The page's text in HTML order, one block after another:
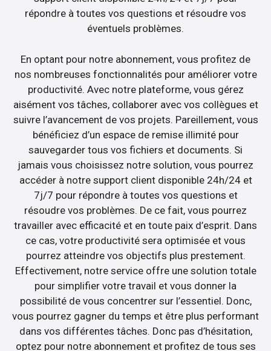
répondre à toutes vos questions et résoudre vos
éventuels problèmes.
En optant pour notre abonnement, vous profitez de
nos nombreuses fonctionnalités pour améliorer votre
productivité. Avec notre plateforme, vous gérez
aisément vos tâches, collaborer avec vos collègues et
suivre l’avancement de vos projets. Pareillement, vous
bénéficiez d’un espace de remise illimité pour
sauvegarder tous vos fichiers et documents. Si
jamais vous choisissez notre solution, vous pourrez
accéder à notre support client disponible 24h/24 et
7j/7 pour répondre à toutes vos questions et
résoudre vos problèmes. De ce fait, vous pourrez
travailler avec efficacité et en toute paix d’esprit. Dans
ce cas, votre productivité sera optimisée et vous
pourrez atteindre vos objectifs plus prestement.
Effectivement, notre service offre une solution totale
pour simplifier votre travail et vous donner la
possibilité de vous concentrer sur l’essentiel. Donc,
vous pourrez gagner du temps et être plus performant
dans vos différentes tâches. Donc pas d’hésitation,
optez pour notre abonnement et profitez de tous ses